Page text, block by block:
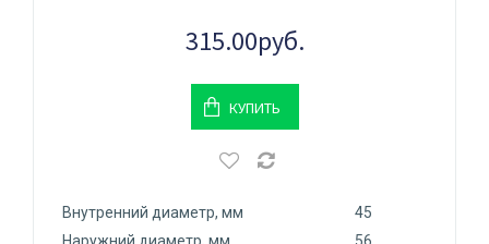
315.00руб.
КУПИТЬ
Внутренний диаметр, мм
45